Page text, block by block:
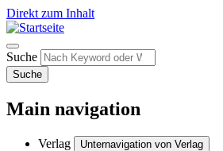
Direkt zum Inhalt
Suche
Suche
Main navigation
Verlag Unternavigation von Verlag